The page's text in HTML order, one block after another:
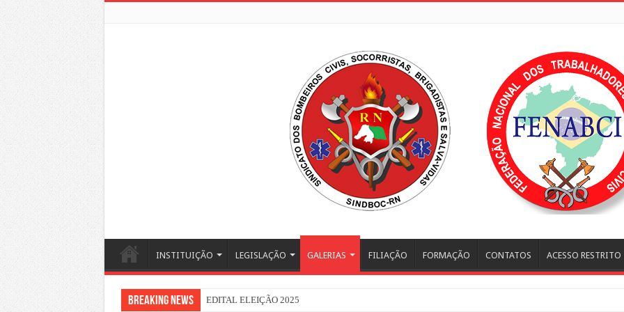
INSTITUIÇÃO LEGISLAÇÃO GALERIAS FILIAÇÃO FORMAÇÃO CONTATOS ACESSO RESTRITO
Breaking News EDITAL ELEIÇÃO 2025